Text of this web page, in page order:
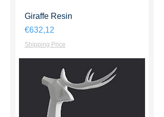
Giraffe Resin
Harga
€632,12
Shipping Price